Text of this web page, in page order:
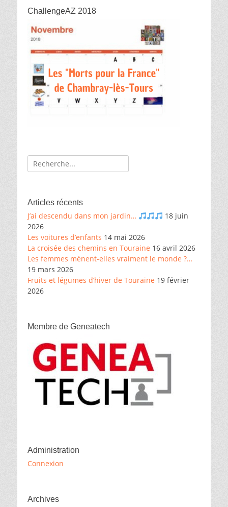
ChallengeAZ 2018
Recherche
de:
Articles récents
J’ai descendu dans mon jardin…
18 juin
2026
Les voitures d’enfants 14 mai 2026
La croisée des chemins en Touraine 16 avril 2026
Les femmes mènent-elles vraiment le monde ?…
19 mars 2026
Fruits et légumes d’hiver de Touraine 19 février
2026
Membre de Geneatech
Administration
Connexion
Archives